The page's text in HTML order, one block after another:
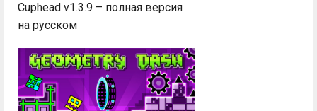
Cuphead v1.3.9 – полная версия
на русском